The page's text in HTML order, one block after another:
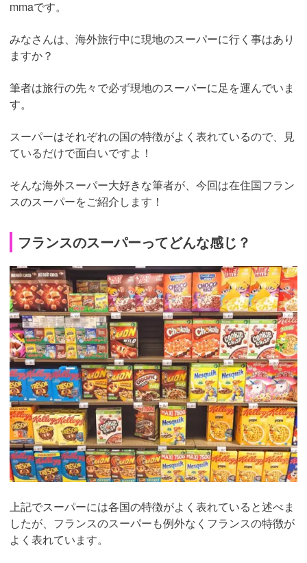
mmaです。
みなさんは、海外旅行中に現地のスーパーに行く事はあり
ますか？
筆者は旅行の先々で必ず現地のスーパーに足を運んでいま
す。
スーパーはそれぞれの国の特徴がよく表れているので、見
ているだけで面白いですよ！
そんな海外スーパー大好きな筆者が、今回は在住国フラン
スのスーパーをご紹介します！
フランスのスーパーってどんな感じ？
上記でスーパーには各国の特徴がよく表れていると述べま
したが、フランスのスーパーも例外なくフランスの特徴が
よく表れています。